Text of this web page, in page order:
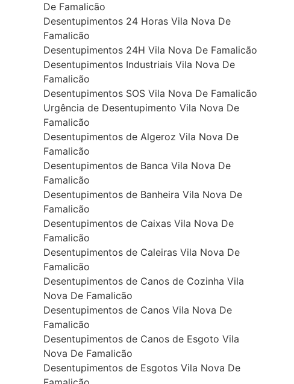
De Famalicão
Desentupimentos 24 Horas Vila Nova De
Famalicão
Desentupimentos 24H Vila Nova De Famalicão
Desentupimentos Industriais Vila Nova De
Famalicão
Desentupimentos SOS Vila Nova De Famalicão
Urgência de Desentupimento Vila Nova De
Famalicão
Desentupimentos de Algeroz Vila Nova De
Famalicão
Desentupimentos de Banca Vila Nova De
Famalicão
Desentupimentos de Banheira Vila Nova De
Famalicão
Desentupimentos de Caixas Vila Nova De
Famalicão
Desentupimentos de Caleiras Vila Nova De
Famalicão
Desentupimentos de Canos de Cozinha Vila
Nova De Famalicão
Desentupimentos de Canos Vila Nova De
Famalicão
Desentupimentos de Canos de Esgoto Vila
Nova De Famalicão
Desentupimentos de Esgotos Vila Nova De